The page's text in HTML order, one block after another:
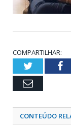
COMPARTILHAR:
Twitter
Email
CONTEÚDO